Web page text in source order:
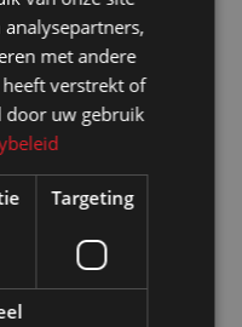
met andere
verstrekt of
door uw gebruik
Targeting